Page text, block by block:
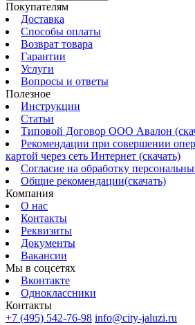
Покупателям
Доставка
Способы оплаты
Возврат товара
Гарантии
Услуги
Вопросы и ответы
Полезное
Инструкции
Статьи
Типовой Договор ООО Авалон
Рекомендации при совершении
картой через сеть Интернет (скачать)
Согласие на обработку
Общие рекомендации(скачать)
Компания
О нас
Контакты
Реквизиты
Документы
Вакансии
Мы в соцсетях
Вконтакте
Одноклассники
Контакты
+7 (495) 542-76-98 info@city-jaluzi.ru